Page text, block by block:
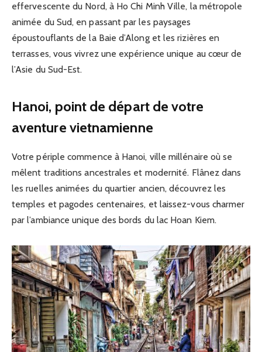
effervescente du Nord, à Ho Chi Minh Ville, la métropole
animée du Sud, en passant par les paysages
époustouflants de la Baie d’Along et les rizières en
terrasses, vous vivrez une expérience unique au cœur de
l’Asie du Sud-Est.
Hanoi, point de départ de votre
aventure vietnamienne
Votre périple commence à Hanoi, ville millénaire où se
mêlent traditions ancestrales et modernité. Flânez dans
les ruelles animées du quartier ancien, découvrez les
temples et pagodes centenaires, et laissez-vous charmer
par l’ambiance unique des bords du lac Hoan Kiem.